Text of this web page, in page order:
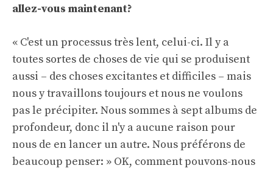
allez-vous maintenant?
« C'est un processus très lent, celui-ci. Il y a
toutes sortes de choses de vie qui se produisent
aussi – des choses excitantes et difficiles – mais
nous y travaillons toujours et nous ne voulons
pas le précipiter. Nous sommes à sept albums de
profondeur, donc il n'y a aucune raison pour
nous de en lancer un autre. Nous préférons de
beaucoup penser: » OK, comment pouvons-nous